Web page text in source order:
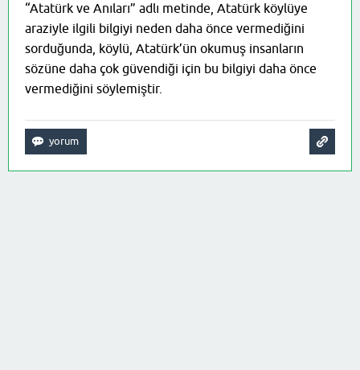
“Atatürk ve Anıları” adlı metinde, Atatürk köylüye
araziyle ilgili bilgiyi neden daha önce vermediğini
sorduğunda, köylü, Atatürk’ün okumuş insanların
sözüne daha çok güvendiği için bu bilgiyi daha önce
vermediğini söylemiştir.